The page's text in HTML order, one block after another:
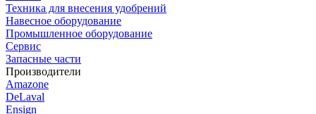
Техника для внесения удобрений
Навесное оборудование
Промышленное оборудование
Сервис
Запасные части
Производители
Amazone
DeLaval
Ensign